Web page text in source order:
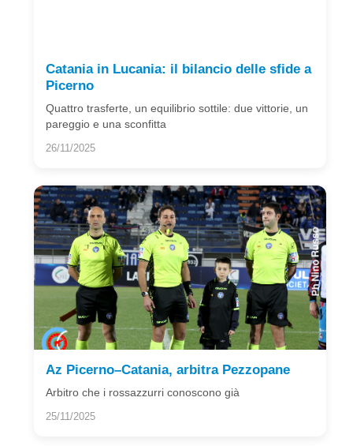
Catania in Lucania: il bilancio delle sfide a
Picerno
Quattro trasferte, un equilibrio sottile: due vittorie, un
pareggio e una sconfitta
26/11/2025
Az Picerno–Catania, arbitra Pezzopane
Arbitro che i rossazzurri conoscono già
25/11/2025